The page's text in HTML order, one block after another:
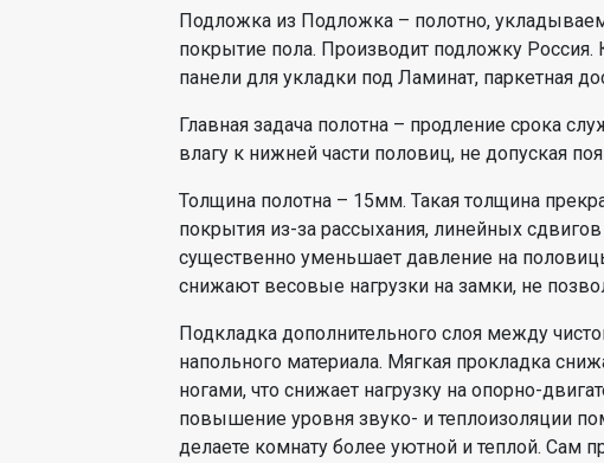
Подложка из Подложка – полотно,
покрытие пола. Производит подложку Россия.
панели для укладки под Ламинат, паркетная
Главная задача полотна – продление срока
влагу к нижней части половиц, не допуская
Толщина полотна – 15мм. Такая толщина
покрытия из-за рассыхания, линейных
существенно уменьшает давление на
снижают весовые нагрузки на замки, не
Подкладка дополнительного слоя между
напольного материала. Мягкая прокладка
ногами, что снижает нагрузку на опорно-
повышение уровня звуко- и теплоизоляции
делаете комнату более уютной и теплой. Сам